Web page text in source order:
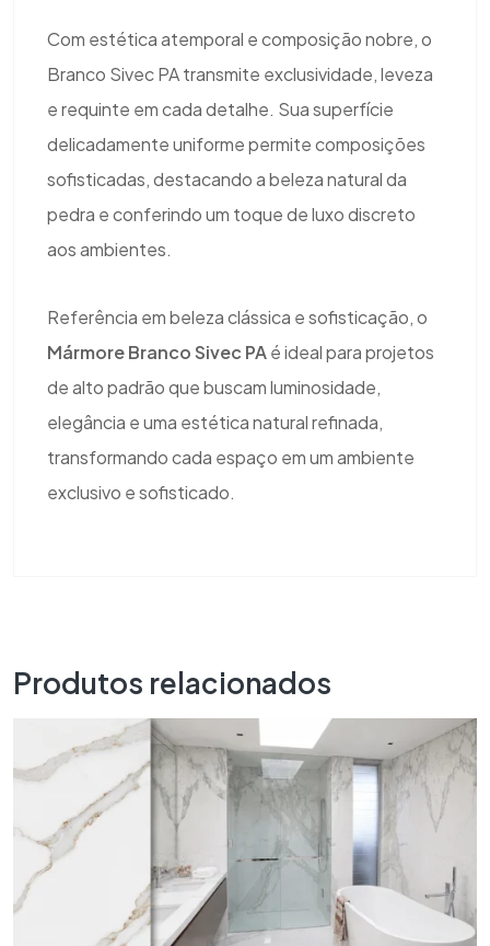
Com estética atemporal e composição nobre, o
Branco Sivec PA transmite exclusividade, leveza
e requinte em cada detalhe. Sua superfície
delicadamente uniforme permite composições
sofisticadas, destacando a beleza natural da
pedra e conferindo um toque de luxo discreto
aos ambientes.
Referência em beleza clássica e sofisticação, o
Mármore Branco Sivec PAé ideal para projetos
de alto padrão que buscam luminosidade,
elegância e uma estética natural refinada,
transformando cada espaço em um ambiente
exclusivo e sofisticado.
Produtos relacionados